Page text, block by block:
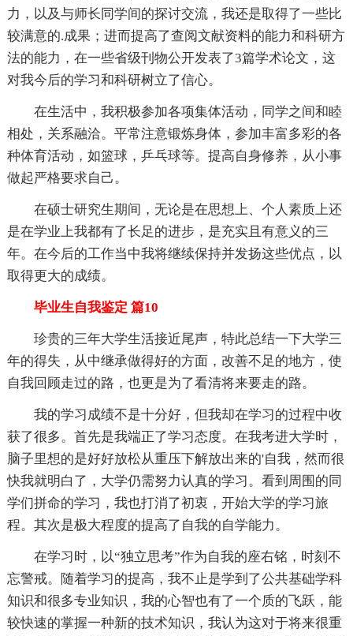
力，以及与师长同学间的探讨交流，我还是取得了一些比
较满意的.成果；进而提高了查阅文献资料的能力和科研方
法的能力，在一些省级刊物公开发表了3篇学术论文，这
对我今后的学习和科研树立了信心。
在生活中，我积极参加各项集体活动，同学之间和睦
相处，关系融洽。平常注意锻炼身体，参加丰富多彩的各
种体育活动，如篮球，乒乓球等。提高自身修养，从小事
做起严格要求自己。
在硕士研究生期间，无论是在思想上、个人素质上还
是在学业上我都有了长足的进步，是充实且有意义的三
年。在今后的工作当中我将继续保持并发扬这些优点，以
取得更大的成绩。
毕业生自我鉴定 篇10
珍贵的三年大学生活接近尾声，特此总结一下大学三
年的得失，从中继承做得好的方面，改善不足的地方，使
自我回顾走过的路，也更是为了看清将来要走的路。
我的学习成绩不是十分好，但我却在学习的过程中收
获了很多。首先是我端正了学习态度。在我考进大学时，
脑子里想的是好好放松从重压下解放出来的'自我，然而很
快我就明白了，大学仍需努力认真的学习。看到周围的同
学们拼命的学习，我也打消了初衷，开始大学的学习旅
程。其次是极大程度的提高了自我的自学能力。
在学习时，以“独立思考”作为自我的座右铭，时刻不
忘警戒。随着学习的提高，我不止是学到了公共基础学科
知识和很多专业知识，我的心智也有了一个质的飞跃，能
较快速的掌握一种新的技术知识，我认为这对于将来很重